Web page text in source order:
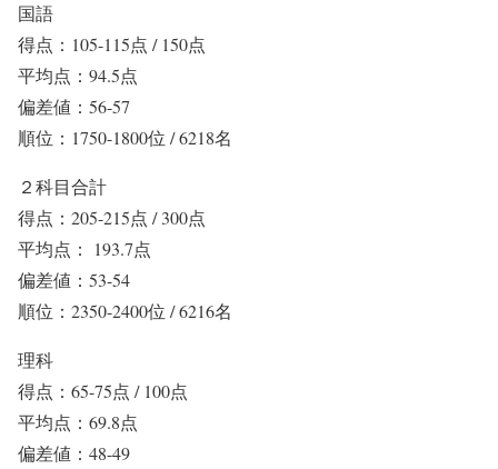
国語
得点：105-115点 / 150点
平均点：94.5点
偏差値：56-57
順位：1750-1800位 / 6218名
２科目合計
得点：205-215点 / 300点
平均点： 193.7点
偏差値：53-54
順位：2350-2400位 / 6216名
理科
得点：65-75点 / 100点
平均点：69.8点
偏差値：48-49